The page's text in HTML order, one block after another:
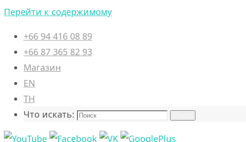
Перейти к содержимому
+66 94 416 08 89
+66 87 365 82 93
Магазин
EN
TH
Что искать: